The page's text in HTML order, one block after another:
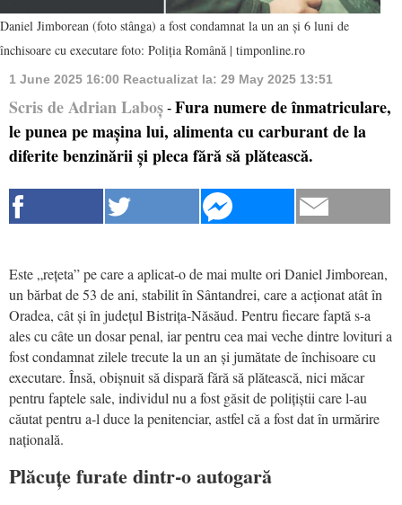
Daniel Jimborean (foto stânga) a fost condamnat la un an și 6 luni de
închisoare cu executare foto: Poliția Română | timponline.ro
1 June 2025 16:00 Reactualizat la: 29 May 2025 13:51
Scris de Adrian Laboș - Fura numere de înmatriculare,
le punea pe mașina lui, alimenta cu carburant de la
diferite benzinării și pleca fără să plătească.
Este „rețeta” pe care a aplicat-o de mai multe ori Daniel Jimborean,
un bărbat de 53 de ani, stabilit în Sântandrei, care a acționat atât în
Oradea, cât și în județul Bistrița-Năsăud. Pentru fiecare faptă s-a
ales cu câte un dosar penal, iar pentru cea mai veche dintre lovituri a
fost condamnat zilele trecute la un an și jumătate de închisoare cu
executare. Însă, obișnuit să dispară fără să plătească, nici măcar
pentru faptele sale, individul nu a fost găsit de polițiștii care l-au
căutat pentru a-l duce la penitenciar, astfel că a fost dat în urmărire
națională.
Plăcuțe furate dintr-o autogară